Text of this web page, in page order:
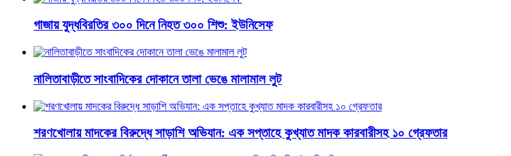
গাজায় যুদ্ধবিরতির ৩০০ দিনে নিহত ৩০০ শিশু: ইউনিসেফ
নালিতাবাড়ীতে সাংবাদিকের দোকানে তালা ভেঙে মালামাল লুট
শরণখোলায় মাদকের বিরুদ্ধে সাড়াশি অভিযান: এক সপ্তাহে কুখ্যাত মাদক কারবারীসহ ১০ গ্রেফতার